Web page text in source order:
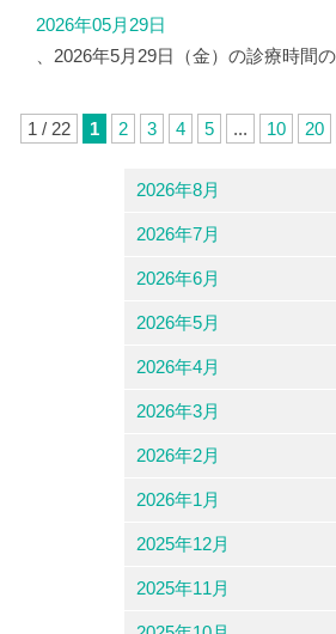
2026年05月29日
、2026年5月29日（金）の診療時間
1 / 22 1 2 3 4 5 ... 10 20
2026年8月
2026年7月
2026年6月
2026年5月
2026年4月
2026年3月
2026年2月
2026年1月
2025年12月
2025年11月